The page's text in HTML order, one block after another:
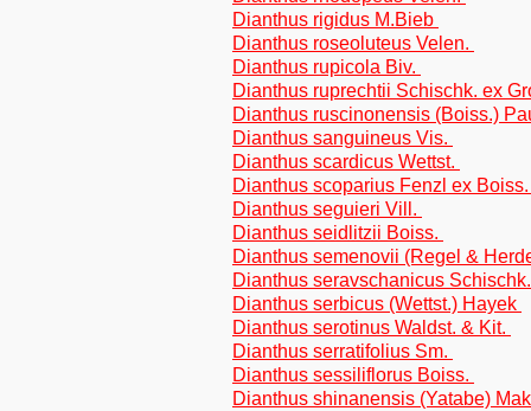
Dianthus rigidus M.Bieb
Dianthus roseoluteus Velen.
Dianthus rupicola Biv.
Dianthus ruprechtii Schischk. ex
Dianthus ruscinonensis (Boiss.)
Dianthus sanguineus Vis.
Dianthus scardicus Wettst.
Dianthus scoparius Fenzl ex
Dianthus seguieri Vill.
Dianthus seidlitzii Boiss.
Dianthus semenovii (Regel &
Dianthus seravschanicus
Dianthus serbicus (Wettst.) Hayek
Dianthus serotinus Waldst. & Kit.
Dianthus serratifolius Sm.
Dianthus sessiliflorus Boiss.
Dianthus shinanensis (Yatabe)